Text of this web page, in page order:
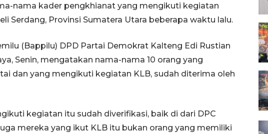
nama kader pengkhianat yang mengikuti kegiatan
Serdang, Provinsi Sumatera Utara beberapa waktu lalu.
(Bappilu) DPD Partai Demokrat Kalteng Edi Rustian
Senin, mengatakan nama-nama 10 orang yang
dan yang mengikuti kegiatan KLB, sudah diterima oleh
kegiatan itu sudah diverifikasi, baik di dari DPC
mereka yang ikut KLB itu bukan orang yang memiliki